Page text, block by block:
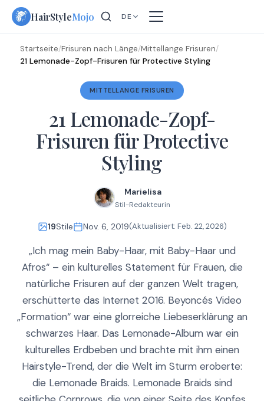
Skip
HairStyleMojo DE
Startseite/Frisuren nach Länge/Mittellange Frisuren/
21 Lemonade-Zopf-Frisuren für Protective Styling
MITTELLANGE FRISUREN
21 Lemonade-Zopf-
Frisuren für Protective
Styling
Marielisa
Stil-Redakteurin
19Stile Nov. 6, 2019(Aktualisiert: Feb. 22, 2026)
„Ich mag mein Baby-Haar, mit Baby-Haar und
Afros“ – ein kulturelles Statement für Frauen, die
natürliche Frisuren auf der ganzen Welt tragen,
erschütterte das Internet 2016. Beyoncés Video
„Formation“ war eine glorreiche Liebeserklärung an
schwarzes Haar. Das Lemonade-Album war ein
kulturelles Erdbeben und brachte mit ihm einen
Hairstyle-Trend, der die Welt im Sturm eroberte:
die Lemonade Braids. Lemonade Braids sind